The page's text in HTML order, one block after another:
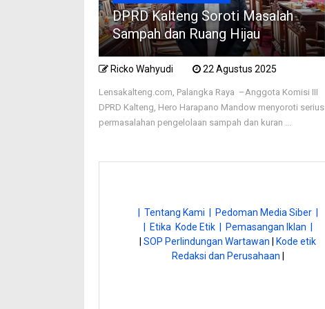
DPRD Kalteng Soroti Masalah
Sampah dan Ruang Hijau
Ricko Wahyudi 22 Agustus 2025
Lensakalteng.com, Palangka Raya –Anggota Komisi III
DPRD Kalteng, Hero Harapano Mandow menyoroti serius
permasalahan pengelolaan sampah dan kuran ...
| Tentang Kami |
Pedoman Media Siber |
| Etika Kode Etik |
Pemasangan Iklan |
|SOP Perlindungan Wartawan
Kode etik
Redaksi dan Perusahaan